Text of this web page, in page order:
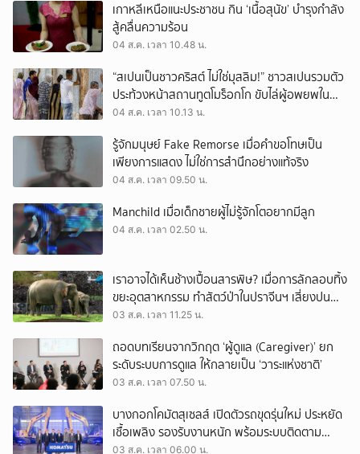
เกาหลีเหนือแนะประชาชน กิน ‘เนื้อสุนัข’ บำรุงกำลัง
สู้คลื่นความร้อน
04 ส.ค. เวลา 10.48 น.
“สเปนเป็นชาวคริสต์ ไม่ใช่มุสลิม!” ชาวสเปนรวมตัว
ประท้วงหน้าสถานทูตโมร็อกโก ขับไล่ผู้อพยพใน
เมืองเซวตาออกนอกประเทศ
04 ส.ค. เวลา 10.13 น.
รู้จักมนุษย์ Fake Remorse เมื่อคำขอโทษเป็น
เพียงการแสดง ไม่ใช่การสำนึกอย่างแท้จริง
04 ส.ค. เวลา 09.50 น.
Manchild เมื่อเด็กชายผู้ไม่รู้จักโตอยากมีลูก
04 ส.ค. เวลา 02.50 น.
เราอาจได้เห็นช้างเปื้อนสารพิษ? เมื่อการลักลอบทิ้ง
ขยะอุตสาหกรรม ทำสัตว์ป่าในปราจีนฯ เสี่ยงปน
เปื้อน
03 ส.ค. เวลา 11.25 น.
ถอดบทเรียนจากวิกฤต ‘ผู้ดูแล (Caregiver)’ ยก
ระดับระบบการดูแล ให้กลายเป็น ‘วาระแห่งชาติ’
03 ส.ค. เวลา 07.50 น.
บางกอกโคมัตสุเซลส์ เปิดตัวรถขุดรุ่นใหม่ ประหยัด
เชื้อเพลิง รองรับงานหนัก พร้อมระบบติดตาม
เครื่องจักรผ่านดาวเทียม
03 ส.ค. เวลา 06.00 น.